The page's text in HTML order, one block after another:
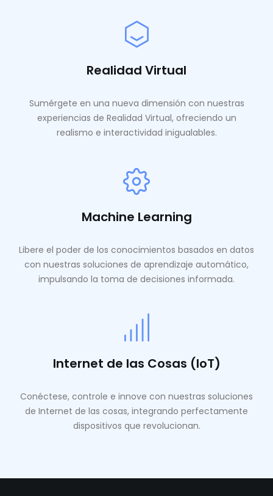
Realidad Virtual
Sumérgete en una nueva dimensión con nuestras
experiencias de Realidad Virtual, ofreciendo un
realismo e interactividad inigualables.
Machine Learning
Libere el poder de los conocimientos basados ​​en datos
con nuestras soluciones de aprendizaje automático,
impulsando la toma de decisiones informada.
Internet de las Cosas (IoT)
Conéctese, controle e innove con nuestras soluciones
de Internet de las cosas, integrando perfectamente
dispositivos que revolucionan.